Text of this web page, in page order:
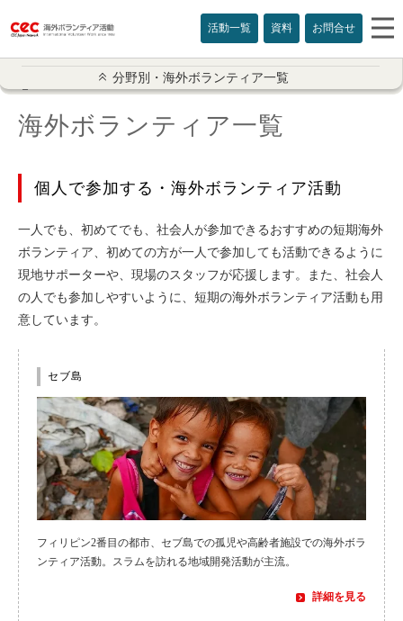
活動一覧 資料 お問合せ
分野別海外ボランティア
国・地域別
子供関連活動
高齢者関連
英語圏
アジア
親子で参加
語学研修とボラ
プログラム情報
分野別・海外ボランティア一覧
海外ボランティア一覧
個人で参加する・海外ボランティア活動
一人でも、初めてでも、社会人が参加できるおすすめの短期海外
ボランティア、初めての方が一人で参加しても活動できるように
現地サポーターや、現場のスタッフが応援します。また、社会人
の人でも参加しやすいように、短期の海外ボランティア活動も用
意しています。
セブ島
フィリピン2番目の都市、セブ島での孤児や高齢者施設での海外ボラ
ンティア活動。スラムを訪れる地域開発活動が主流。
詳細を見る